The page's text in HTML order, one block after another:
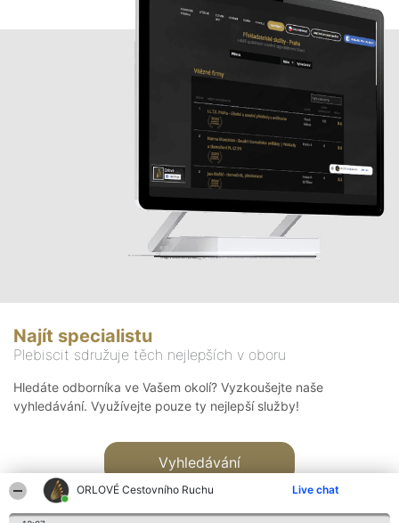
ORLOVÉ Cestovního Ruchu Live chat
Najít specialistu
Plebiscit sdružuje těch nejlepších v oboru
Hledáte odborníka ve Vašem okolí? Vyzkoušejte naše
vyhledávání. Využívejte pouze ty nejlepší služby!
Vyhledávání